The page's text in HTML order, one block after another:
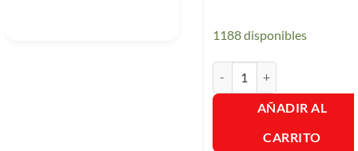
1188 disponibles
AÑADIR AL
CARRITO